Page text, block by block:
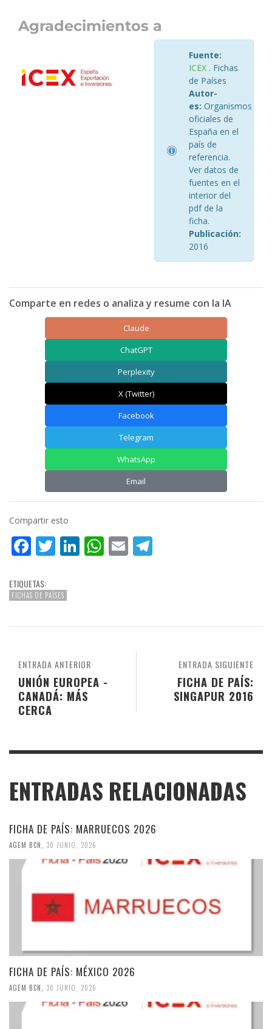
Agradecimientos a
Fuente:
ICEX . Fichas
de Países
Autor-
es: Organismos
oficiales de
España en el
país de
referencia.
Ver datos de
fuentes en el
interior del
pdf de la
ficha.
Publicación:
2016
Comparte en redes o analiza y resume con la IA
Claude
ChatGPT
Perplexity
X (Twitter)
Facebook
Telegram
WhatsApp
Email
Compartir esto
Facebook
Twitter
LinkedIn
WhatsApp
Email
ETIQUETAS:
FICHAS DE PAÍSES
ENTRADA SIGUIENTE
FICHA DE PAÍS:
SINGAPUR 2016
ENTRADA ANTERIOR
UNIÓN EUROPEA -
CANADÁ: MÁS
CERCA
ENTRADAS RELACIONADAS
FICHA DE PAÍS: MARRUECOS 2026
AGEM BCN 30 JUNIO, 2026
FICHA DE PAÍS: MÉXICO 2026
AGEM BCN 30 JUNIO, 2026